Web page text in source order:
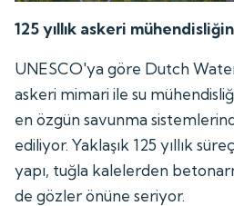
125 yıllık askeri
UNESCO'ya göre Dutch
askeri mimari ile su
en özgün savunma
ediliyor. Yaklaşık 125 yıllık
yapı, tuğla kalelerden
de gözler önüne seriyor.